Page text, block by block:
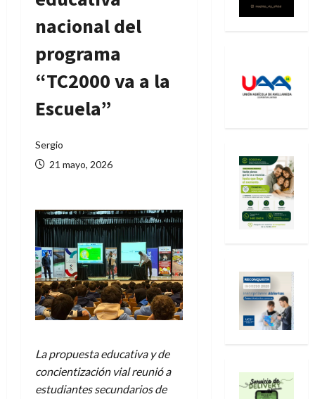
nacional del
programa
“TC2000 va a la
Escuela”
Sergio
21 mayo, 2026
La propuesta educativa y de
concientización vial reunió a
estudiantes secundarios de